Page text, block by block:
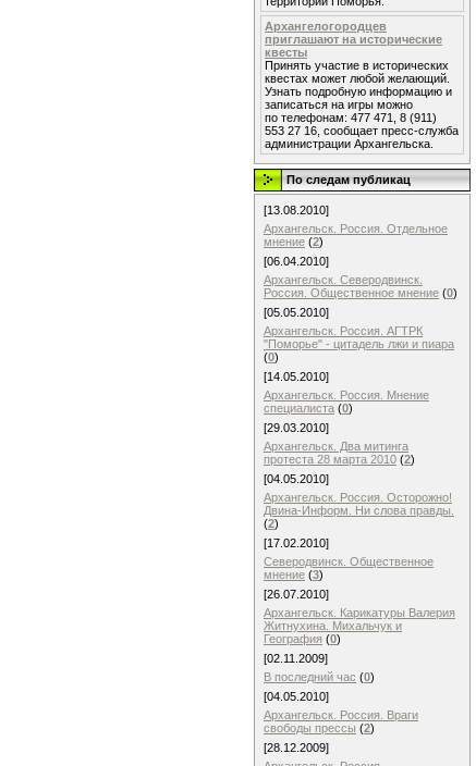
Архангелогородцев
приглашают на исторические
квесты
Принять участие в исторических
квестах может любой желающий.
Узнать подробную информацию и
записаться на игры можно
по телефонам: 477 471, 8 (911)
553 27 16, сообщает пресс-служба
администрации Архангельска.
По следам публикац
[13.08.2010]
Архангельск. Россия. Отдельное
мнение (2)
[06.04.2010]
Архангельск. Северодвинск.
Россия. Общественное мнение (0)
[05.05.2010]
Архангельск. Россия. АГТРК
"Поморье" - цитадель лжи и пиара
(0)
[14.05.2010]
Архангельск. Россия. Мнение
специалиста (0)
[29.03.2010]
Архангельск. Два митинга
протеста 28 марта 2010 (2)
[04.05.2010]
Архангельск. Россия. Осторожно!
Двина-Информ. Ни слова правды.
(2)
[17.02.2010]
Северодвинск. Общественное
мнение (3)
[26.07.2010]
Архангельск. Карикатуры Валерия
Житнухина. Михальчук и
География (0)
[02.11.2009]
В последний час (0)
[04.05.2010]
Архангельск. Россия. Враги
свободы прессы (2)
[28.12.2009]